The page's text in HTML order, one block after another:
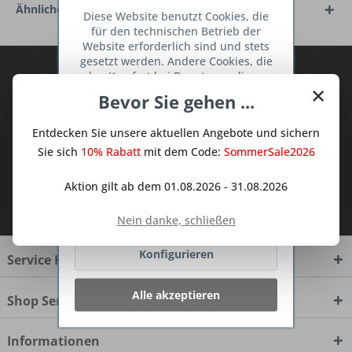
Ähnliche Artikel
Abonnieren Sie den kostenlosen Deine
Sie keine Neuigkeit oder Aktion mehr aus
dem Traum Küchen - Shop.
Ich habe dieDatenschutzbestimmungen
zur Kenntnis genommen.
Service Hotline
Shop Service
Informationen
×
Bevor Sie gehen ...
Entdecken Sie unsere aktuellen Angebote und sichern
Sie sich 10% Rabattmit dem Code: SommerSale2026
Aktion gilt ab dem 01.08.2026 - 31.08.2026
Nein danke, schließen
Diese Website benutzt Cookies, die
für den technischen Betrieb der
Website erforderlich sind und stets
gesetzt werden. Andere Cookies, die
den Komfort bei Benutzung dieser
dienen oder die Interaktion mit
Netzwerken vereinfachen sollen,
werden nur mit Ihrer Zustimmung
Ablehnen
Konfigurieren
Alle akzeptieren